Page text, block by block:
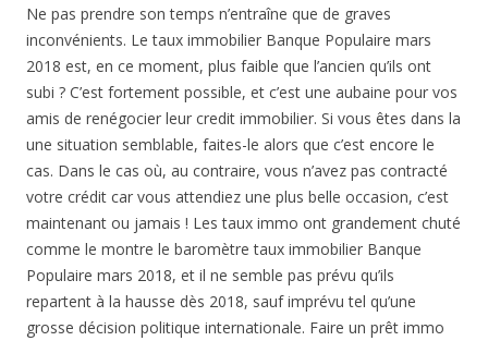
Ne pas prendre son temps n’entraîne que de graves
inconvénients. Le taux immobilier Banque Populaire mars
2018 est, en ce moment, plus faible que l’ancien qu’ils ont
subi ? C’est fortement possible, et c’est une aubaine pour vos
amis de renégocier leur credit immobilier. Si vous êtes dans la
une situation semblable, faites-le alors que c’est encore le
cas. Dans le cas où, au contraire, vous n’avez pas contracté
votre crédit car vous attendiez une plus belle occasion, c’est
maintenant ou jamais ! Les taux immo ont grandement chuté
comme le montre le baromètre taux immobilier Banque
Populaire mars 2018, et il ne semble pas prévu qu’ils
repartent à la hausse dès 2018, sauf imprévu tel qu’une
grosse décision politique internationale. Faire un prêt immo